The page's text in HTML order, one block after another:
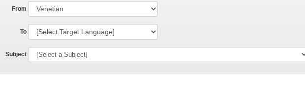
From
To
Subject